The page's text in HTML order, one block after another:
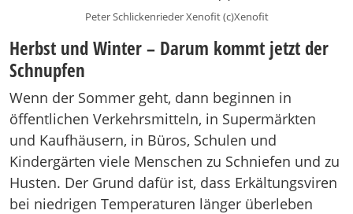
Peter Schlickenrieder Xenofit (c)Xenofit
Herbst und Winter – Darum kommt jetzt der
Schnupfen
Wenn der Sommer geht, dann beginnen in
öffentlichen Verkehrsmitteln, in Supermärkten
und Kaufhäusern, in Büros, Schulen und
Kindergärten viele Menschen zu Schniefen und zu
Husten. Der Grund dafür ist, dass Erkältungsviren
bei niedrigen Temperaturen länger überleben